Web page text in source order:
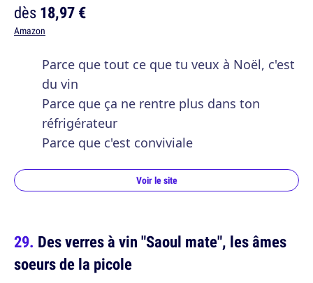
dès18,97 €
Amazon
Parce que tout ce que tu veux à Noël, c'est
du vin
Parce que ça ne rentre plus dans ton
réfrigérateur
Parce que c'est conviviale
Voir le site
Des verres à vin "Saoul mate", les âmes
soeurs de la picole